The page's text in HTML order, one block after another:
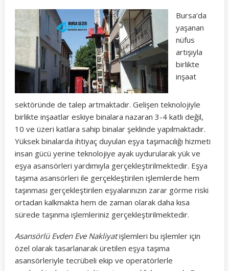
Bursa’da
yaşanan
nüfus
artışıyla
birlikte
inşaat
sektöründe de talep artmaktadır. Gelişen teknolojiyle
birlikte inşaatlar eskiye binalara nazaran 3-4 katlı değil,
10 ve üzeri katlara sahip binalar şeklinde yapılmaktadır.
Yüksek binalarda ihtiyaç duyulan eşya taşımacılığı hizmeti
insan gücü yerine teknolojiye ayak uydurularak yük ve
eşya asansörleri yardımıyla gerçekleştirilmektedir. Eşya
taşıma asansörleri ile gerçekleştirilen işlemlerde hem
taşınması gerçekleştirilen eşyalarınızın zarar görme riski
ortadan kalkmakta hem de zaman olarak daha kısa
sürede taşınma işlemleriniz gerçekleştirilmektedir.
Asansörlü Evden Eve Nakliyatişlemleri bu işlemler için
özel olarak tasarlanarak üretilen eşya taşıma
asansörleriyle tecrübeli ekip ve operatörlerle